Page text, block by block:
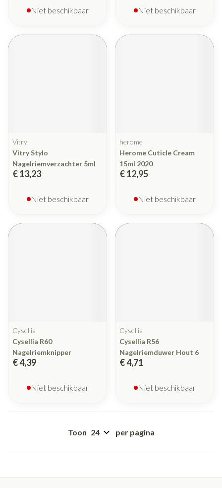
Niet beschikbaar Niet beschikbaar
Vitry
Vitry Stylo
Nagelriemverzachter 5ml
€ 13,23
Niet beschikbaar
herome
Herome Cuticle Cream
15ml 2020
€ 12,95
Niet beschikbaar
Cysellia
Cysellia R60
Nagelriemknipper
€ 4,39
Niet beschikbaar
Cysellia
Cysellia R56
Nagelriemduwer Hout 6
€ 4,71
Niet beschikbaar
Toon per pagina